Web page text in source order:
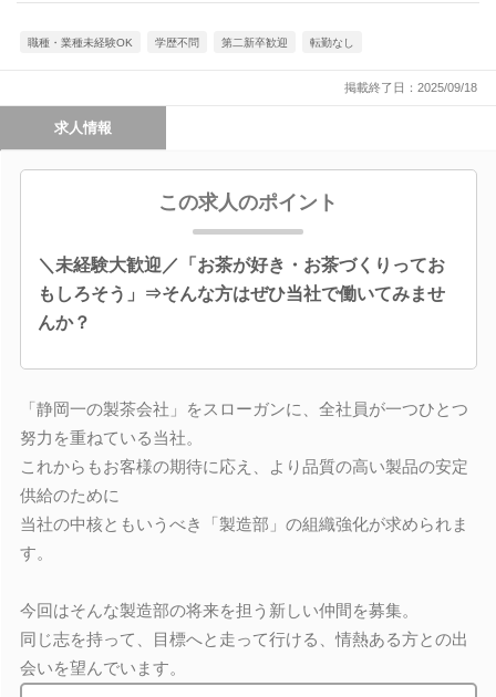
職種・業種未経験OK 学歴不問 第二新卒歓迎 転勤なし
掲載終了日：2025/09/18
求人情報
この求人のポイント
＼未経験大歓迎／「お茶が好き・お茶づくりってお
もしろそう」⇒そんな方はぜひ当社で働いてみませ
んか？
「静岡一の製茶会社」をスローガンに、全社員が一つひとつ
努力を重ねている当社。
これからもお客様の期待に応え、より品質の高い製品の安定
供給のために
当社の中核ともいうべき「製造部」の組織強化が求められま
す。
今回はそんな製造部の将来を担う新しい仲間を募集。
同じ志を持って、目標へと走って行ける、情熱ある方との出
会いを望んでいます。